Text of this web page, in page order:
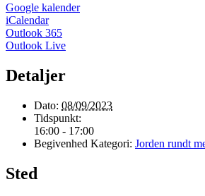
Google kalender
iCalendar
Outlook 365
Outlook Live
Detaljer
Dato: 08/09/2023
Tidspunkt:
16:00 - 17:00
Begivenhed Kategori: Jorden rundt
Sted